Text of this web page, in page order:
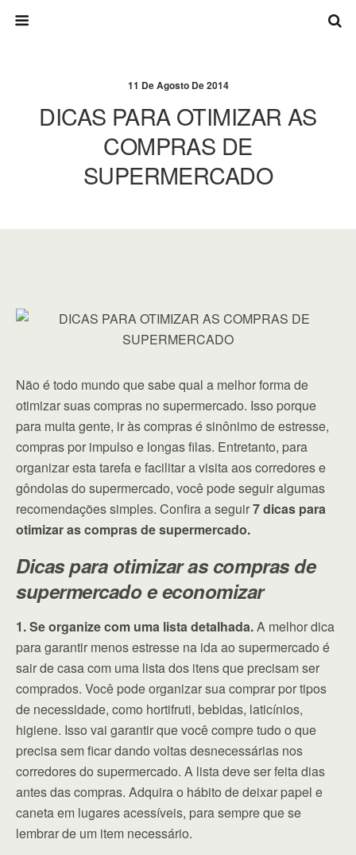
11 De Agosto De 2014
DICAS PARA OTIMIZAR AS
COMPRAS DE
SUPERMERCADO
Não é todo mundo que sabe qual a melhor forma de
otimizar suas compras no supermercado. Isso porque
para muita gente, ir às compras é sinônimo de estresse,
compras por impulso e longas filas. Entretanto, para
organizar esta tarefa e facilitar a visita aos corredores e
gôndolas do supermercado, você pode seguir algumas
recomendações simples. Confira a seguir7 dicas para
otimizar as compras de supermercado.
Dicas para otimizar as compras de
supermercado e economizar
1. Se organize com uma lista detalhada.A melhor dica
para garantir menos estresse na ida ao supermercado é
sair de casa com uma lista dos itens que precisam ser
comprados. Você pode organizar sua comprar por tipos
de necessidade, como hortifruti, bebidas, laticínios,
higiene. Isso vai garantir que você compre tudo o que
precisa sem ficar dando voltas desnecessárias nos
corredores do supermercado. A lista deve ser feita dias
antes das compras. Adquira o hábito de deixar papel e
caneta em lugares acessíveis, para sempre que se
lembrar de um item necessário.